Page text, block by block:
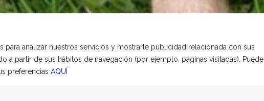
analizar nuestros servicios y mostrarle publicidad relacionada con sus
a partir de sus hábitos de navegación (por ejemplo, páginas visitadas). Puede
preferencias AQUÍ